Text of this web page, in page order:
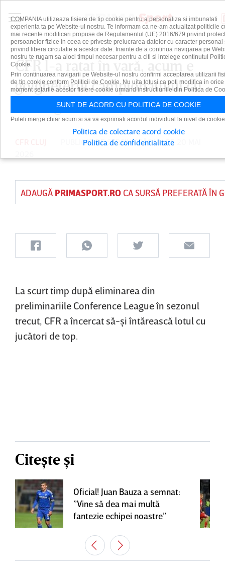
CFR l-a ratat în vară, acum e
golgheterul campionatului cu
28 de goluri!
PUBLICAT DESERGIU CRĂCIUNPE 20 MAI
ADAUGĂ PRIMASPORT.ROCA SURSĂ PREFERATĂ ÎN
La scurt timp după eliminarea din
preliminariile Conference League în sezonul
trecut, CFR a încercat să-şi întărească lotul cu
jucători de top.
Citește și
Oficial! Juan Bauza a semnat:
”Vine să dea mai multă
fantezie echipei noastre”
COMPANIA utilizeaza fisiere de tip cookie pentru a personaliza si imbunatati
experienta ta pe Website-ul nostru. Te informam ca ne-am actualizat politicile
mai recente modificari propuse de Regulamentul (UE) 2016/679 privind
persoanelor fizice in ceea ce priveste prelucrarea datelor cu caracter personal
privind libera circulatie a acestor date. Inainte de a continua navigarea pe
nostru te rugam sa aloci timpul necesar pentru a citi si intelege continutul
Cookie.
Prin continuarea navigarii pe Website-ul nostru confirmi acceptarea utilizarii
de tip cookie conform Politicii de Cookie. Nu uita totusi ca poti modifica in orice
moment setarile acestor fisiere cookie urmand instructiunile din Politica de
SUNT DE ACORD CU POLITICA DE COOKIE
Puteti merge chiar acum si sa va exprimati acordul individual la nivel de
Politica de colectare acord cookie
Politica de confidentialitate